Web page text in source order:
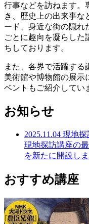
行事などを訪ねます。
き、歴史上の出来事な
ード、身近な街の隠れ
ごとに趣向を凝らした
ちしております。
また、各界で活躍する
美術館や博物館の展示
ベントもご紹介してい
お知らせ
2025.11.04 現地探
現地探訪講座の
を新たに開設し
おすすめ講座